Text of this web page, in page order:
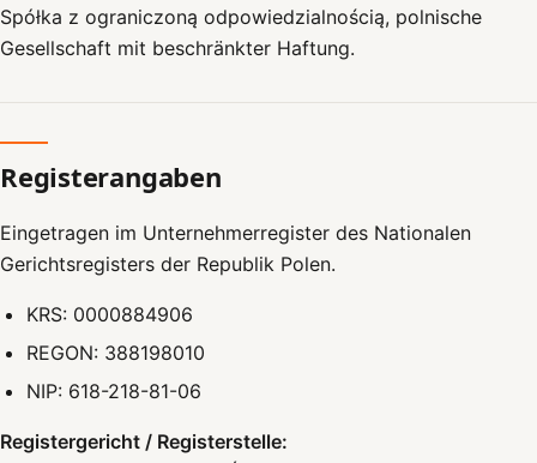
Spółka z ograniczoną odpowiedzialnością, polnische
Gesellschaft mit beschränkter Haftung.
Registerangaben
Eingetragen im Unternehmerregister des Nationalen
Gerichtsregisters der Republik Polen.
KRS: 0000884906
REGON: 388198010
NIP: 618-218-81-06
Registergericht / Registerstelle: